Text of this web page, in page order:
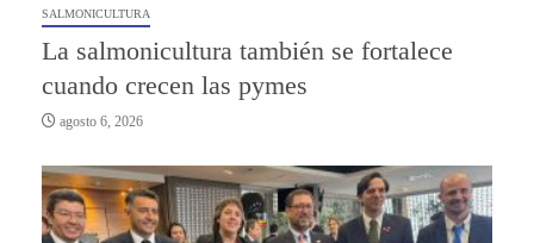
SALMONICULTURA
La salmonicultura también se fortalece
cuando crecen las pymes
agosto 6, 2026